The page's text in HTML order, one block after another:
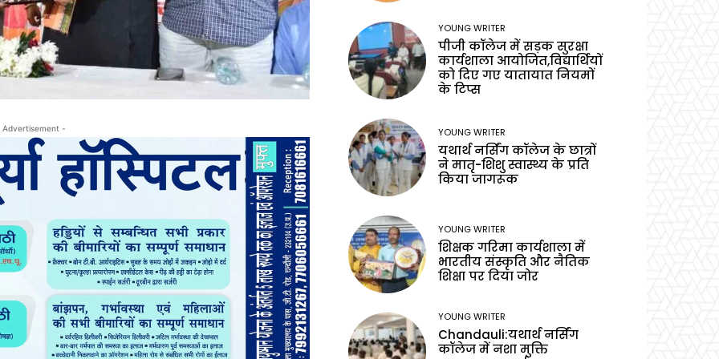
-
YOUNG WRITER
पीजी कॉलेज में सड़क सुरक्षा
कार्यशाला आयोजित,विद्यार्थियों
को दिए गए यातायात नियमों
के टिप्स
YOUNG WRITER
यथार्थ नर्सिंग कॉलेज के छात्रों
ने मातृ-शिशु स्वास्थ्य के प्रति
किया जागरूक
YOUNG WRITER
शिक्षक गरिमा कार्यशाला में
भारतीय संस्कृति और नैतिक
शिक्षा पर दिया जोर
YOUNG WRITER
Chandauli:यथार्थ नर्सिंग
कॉलेज में नशा मुक्ति